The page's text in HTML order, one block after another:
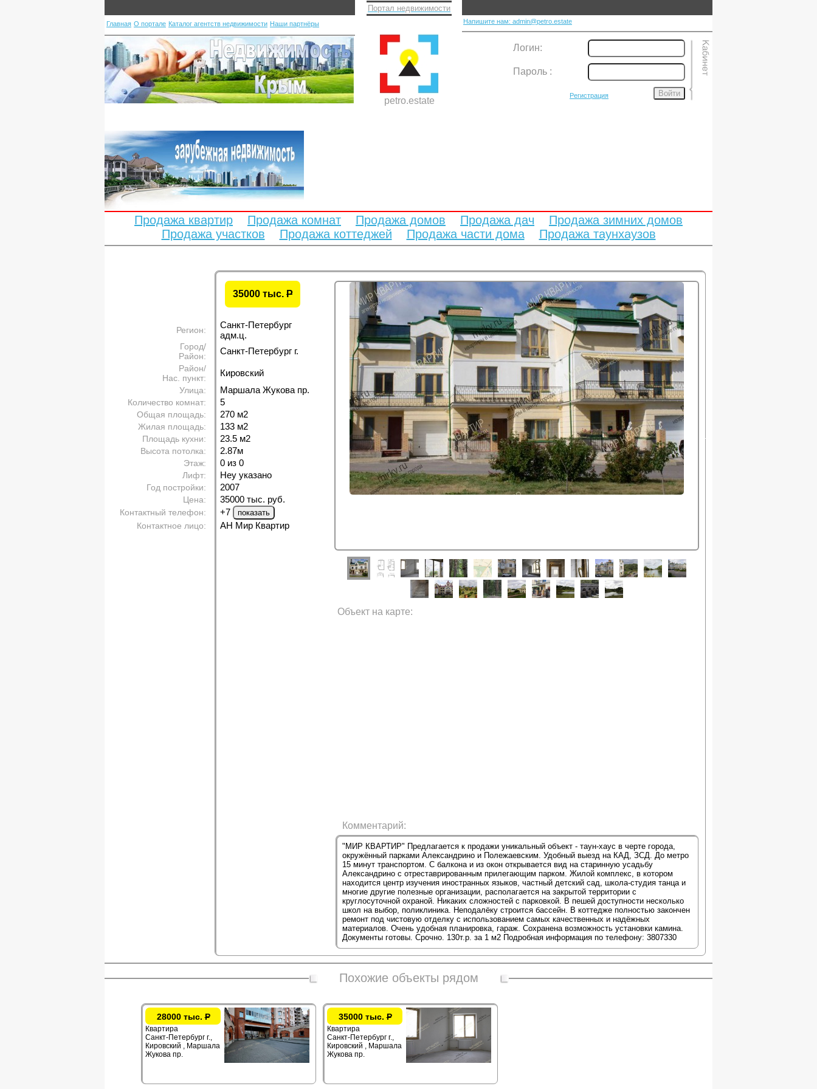
Главная О портале Каталог агентств недвижимости Наши партнёры
Портал недвижимости
petro.estate
Напишите нам: admin@petro.estate
Логин:
Пароль :
Регистрация Войти
Продажа квартир Продажа комнат Продажа домов Продажа дач
Продажа зимних домов
Продажа участков
Продажа коттеджей Продажа части дома Продажа таунхаузов
35000 тыс. P
Регион:
Санкт-Петербург
адм.ц.
Город/
Район:
Санкт-Петербург г.
Район/
Нас. пункт:
Кировский
Улица: Маршала Жукова пр.
Количество комнат: 5
Общая площадь: 270 м2
Жилая площадь: 133 м2
Площадь кухни: 23.5 м2
Высота потолка: 2.87м
Этаж: 0 из 0
Лифт: Неу указано
Год постройки: 2007
Цена: 35000 тыс. руб.
Контактный телефон: +7
Контактное лицо: АН Мир Квартир
Объект на карте:
"МИР КВАРТИР" Предлагается к продажи уникальный объект - таун-хаус в черте города,
окружённый парками Александрино и Полежаевским. Удобный выезд на КАД, ЗСД. До метро
15 минут транспортом. С балкона и из окон открывается вид на старинную усадьбу
Александрино с отреставрированным прилегающим парком. Жилой комплекс, в котором
находится центр изучения иностранных языков, частный детский сад, школа-студия танца и
многие другие полезные организации, располагается на закрытой территории с
круглосуточной охраной. Никаких сложностей с парковкой. В пешей доступности несколько
школ на выбор, поликлиника. Неподалёку строится бассейн. В коттедже полностью закончен
ремонт под чистовую отделку с использованием самых качественных и надёжных
материалов. Очень удобная планировка, гараж. Сохранена возможность установки камина.
Документы готовы. Срочно. 130т.р. за 1 м2 Подробная информация по телефону: 3807330
Комментарий:
Похожие объекты рядом
28000 тыс.Р
Квартира
Санкт-Петербург г.,
Кировский , Маршала
Жукова пр.
35000 тыс.Р
Квартира
Санкт-Петербург г.,
Кировский , Маршала
Жукова пр.